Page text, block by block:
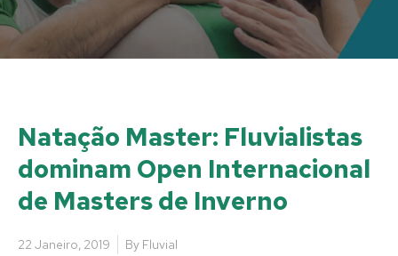
Natação Master: Fluvialistas
dominam Open Internacional
de Masters de Inverno
22 Janeiro, 2019 By Fluvial